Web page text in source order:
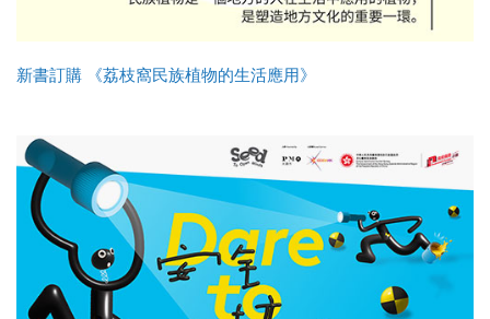
新書訂購 《荔枝窩民族植物的生活應用》